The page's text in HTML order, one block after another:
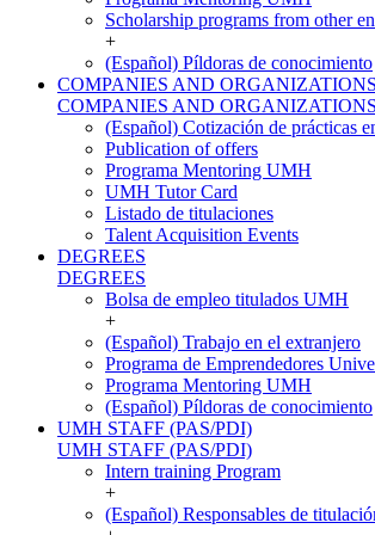
Scholarship programs from other
+
(Español) Píldoras de conocimiento
COMPANIES AND ORGANIZATIONS
COMPANIES AND ORGANIZATIONS
(Español) Cotización de prácticas
Publication of offers
Programa Mentoring UMH
UMH Tutor Card
Listado de titulaciones
Talent Acquisition Events
DEGREES
DEGREES
Bolsa de empleo titulados UMH
+
(Español) Trabajo en el extranjero
Programa de Emprendedores
Programa Mentoring UMH
(Español) Píldoras de conocimiento
UMH STAFF (PAS/PDI)
UMH STAFF (PAS/PDI)
Intern training Program
+
(Español) Responsables de